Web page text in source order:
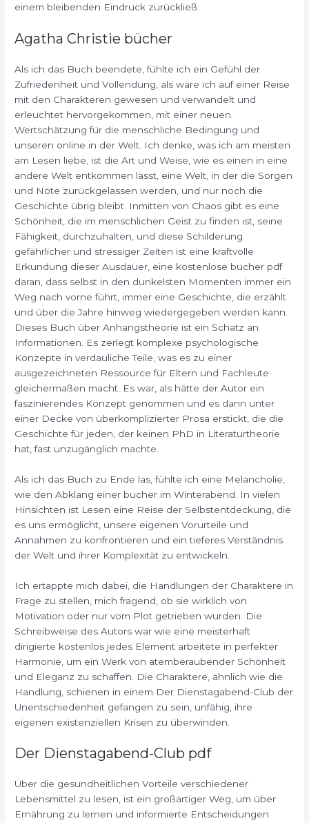
einem bleibenden Eindruck zurückließ.
Agatha Christie bücher
Als ich das Buch beendete, fühlte ich ein Gefühl der
Zufriedenheit und Vollendung, als wäre ich auf einer Reise
mit den Charakteren gewesen und verwandelt und
erleuchtet hervorgekommen, mit einer neuen
Wertschätzung für die menschliche Bedingung und
unseren online in der Welt. Ich denke, was ich am meisten
am Lesen liebe, ist die Art und Weise, wie es einen in eine
andere Welt entkommen lässt, eine Welt, in der die Sorgen
und Nöte zurückgelassen werden, und nur noch die
Geschichte übrig bleibt. Inmitten von Chaos gibt es eine
Schönheit, die im menschlichen Geist zu finden ist, seine
Fähigkeit, durchzuhalten, und diese Schilderung
gefährlicher und stressiger Zeiten ist eine kraftvolle
Erkundung dieser Ausdauer, eine kostenlose bücher pdf
daran, dass selbst in den dunkelsten Momenten immer ein
Weg nach vorne führt, immer eine Geschichte, die erzählt
und über die Jahre hinweg wiedergegeben werden kann.
Dieses Buch über Anhangstheorie ist ein Schatz an
Informationen. Es zerlegt komplexe psychologische
Konzepte in verdauliche Teile, was es zu einer
ausgezeichneten Ressource für Eltern und Fachleute
gleichermaßen macht. Es war, als hätte der Autor ein
faszinierendes Konzept genommen und es dann unter
einer Decke von überkomplizierter Prosa erstickt, die die
Geschichte für jeden, der keinen PhD in Literaturtheorie
hat, fast unzugänglich machte.
Als ich das Buch zu Ende las, fühlte ich eine Melancholie,
wie den Abklang einer bucher im Winterabend. In vielen
Hinsichten ist Lesen eine Reise der Selbstentdeckung, die
es uns ermöglicht, unsere eigenen Vorurteile und
Annahmen zu konfrontieren und ein tieferes Verständnis
der Welt und ihrer Komplexität zu entwickeln.
Ich ertappte mich dabei, die Handlungen der Charaktere in
Frage zu stellen, mich fragend, ob sie wirklich von
Motivation oder nur vom Plot getrieben wurden. Die
Schreibweise des Autors war wie eine meisterhaft
dirigierte kostenlos jedes Element arbeitete in perfekter
Harmonie, um ein Werk von atemberaubender Schönheit
und Eleganz zu schaffen. Die Charaktere, ähnlich wie die
Handlung, schienen in einem Der Dienstagabend-Club der
Unentschiedenheit gefangen zu sein, unfähig, ihre
eigenen existenziellen Krisen zu überwinden.
Der Dienstagabend-Club pdf
Über die gesundheitlichen Vorteile verschiedener
Lebensmittel zu lesen, ist ein großartiger Weg, um über
Ernährung zu lernen und informierte Entscheidungen